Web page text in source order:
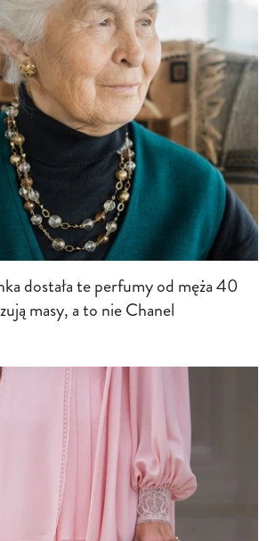
dostała te perfumy od męża 40
masy, a to nie Chanel